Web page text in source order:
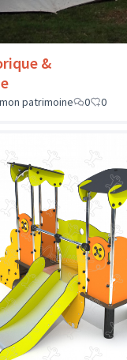
&
patrimoine
0 0